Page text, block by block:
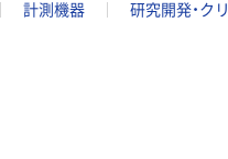
計測機器 研究開発・ク